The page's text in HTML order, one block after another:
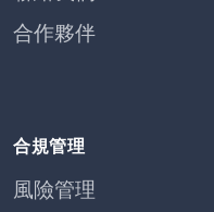
合作夥伴
合規管理
風險管理